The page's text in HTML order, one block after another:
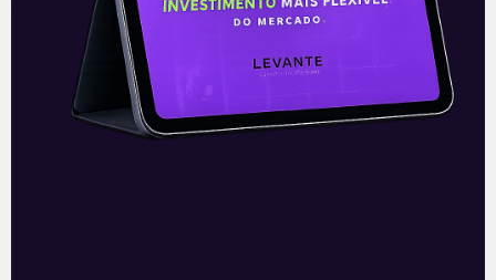
Resultados trimestrais da Nike